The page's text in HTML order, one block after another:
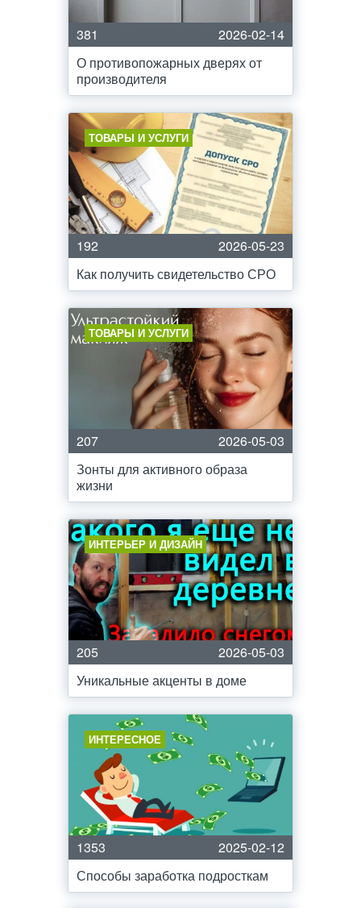
381
2026-02-14
О противопожарных дверях от
производителя
ТОВАРЫ И УСЛУГИ
192
2026-05-23
Как получить свидетельство СРО
ТОВАРЫ И УСЛУГИ
207
2026-05-03
Зонты для активного образа
жизни
ИНТЕРЬЕР И ДИЗАЙН
205
2026-05-03
Уникальные акценты в доме
ИНТЕРЕСНОЕ
1353
2025-02-12
Способы заработка подросткам